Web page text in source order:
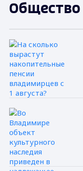
Общество